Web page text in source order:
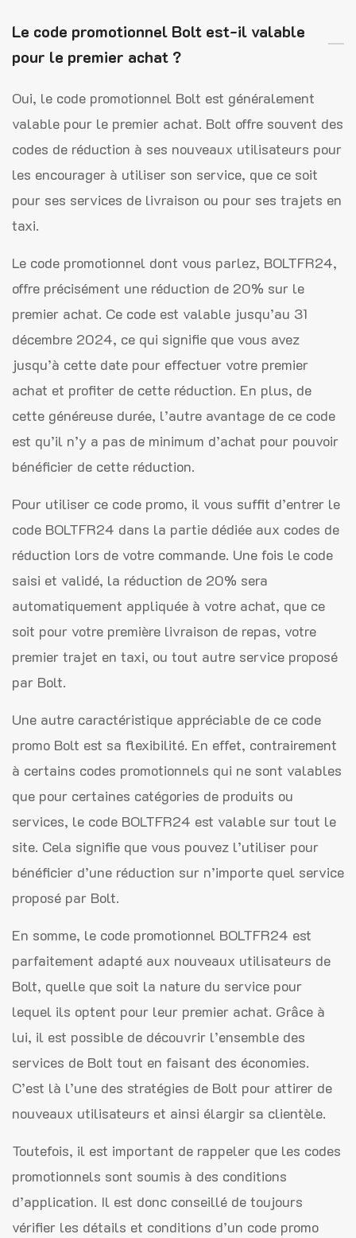
Le code promotionnel Bolt est-il valable
pour le premier achat ?
Oui, le code promotionnel Bolt est généralement
valable pour le premier achat. Bolt offre souvent des
codes de réduction à ses nouveaux utilisateurs pour
les encourager à utiliser son service, que ce soit
pour ses services de livraison ou pour ses trajets en
taxi.
Le code promotionnel dont vous parlez, BOLTFR24,
offre précisément une réduction de 20% sur le
premier achat. Ce code est valable jusqu’au 31
décembre 2024, ce qui signifie que vous avez
jusqu’à cette date pour effectuer votre premier
achat et profiter de cette réduction. En plus, de
cette généreuse durée, l’autre avantage de ce code
est qu’il n’y a pas de minimum d’achat pour pouvoir
bénéficier de cette réduction.
Pour utiliser ce code promo, il vous suffit d’entrer le
code BOLTFR24 dans la partie dédiée aux codes de
réduction lors de votre commande. Une fois le code
saisi et validé, la réduction de 20% sera
automatiquement appliquée à votre achat, que ce
soit pour votre première livraison de repas, votre
premier trajet en taxi, ou tout autre service proposé
par Bolt.
Une autre caractéristique appréciable de ce code
promo Bolt est sa flexibilité. En effet, contrairement
à certains codes promotionnels qui ne sont valables
que pour certaines catégories de produits ou
services, le code BOLTFR24 est valable sur tout le
site. Cela signifie que vous pouvez l’utiliser pour
bénéficier d’une réduction sur n’importe quel service
proposé par Bolt.
En somme, le code promotionnel BOLTFR24 est
parfaitement adapté aux nouveaux utilisateurs de
Bolt, quelle que soit la nature du service pour
lequel ils optent pour leur premier achat. Grâce à
lui, il est possible de découvrir l’ensemble des
services de Bolt tout en faisant des économies.
C’est là l’une des stratégies de Bolt pour attirer de
nouveaux utilisateurs et ainsi élargir sa clientèle.
Toutefois, il est important de rappeler que les codes
promotionnels sont soumis à des conditions
d’application. Il est donc conseillé de toujours
vérifier les détails et conditions d’un code promo